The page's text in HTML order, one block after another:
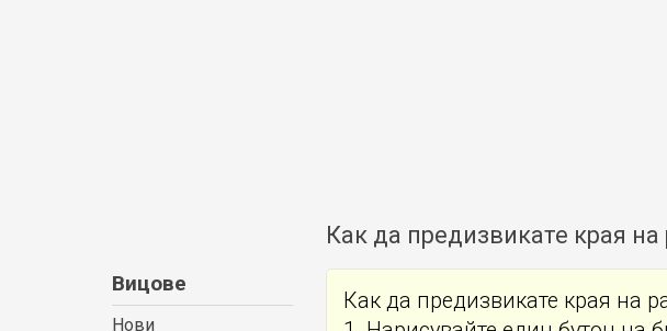
Как да предизвикате края на
Вицове
Нови
Как да предизвикате края на